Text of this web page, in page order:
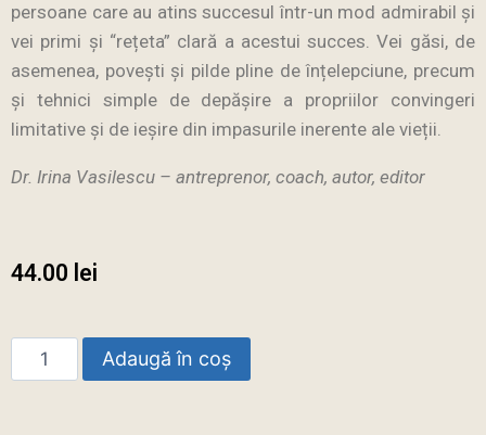
persoane care au atins succesul într-un mod admirabil şi
vei primi şi “rețeta” clară a acestui succes. Vei găsi, de
asemenea, poveşti şi pilde pline de înțelepciune, precum
şi tehnici simple de depășire a propriilor convingeri
limitative şi de ieșire din impasurile inerente ale vieții.
Dr. Irina Vasilescu – antreprenor, coach, autor, editor
44.00 lei
Adaugă în coș